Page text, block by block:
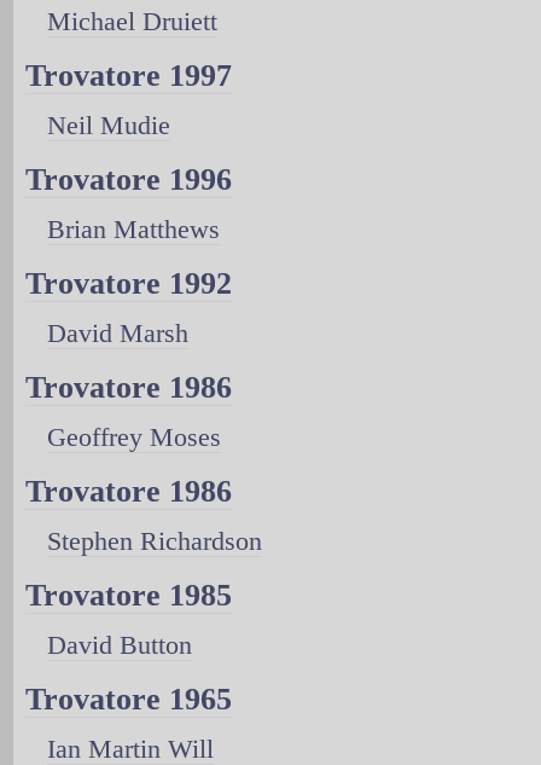
Michael Druiett
Trovatore 1997
Neil Mudie
Trovatore 1996
Brian Matthews
Trovatore 1992
David Marsh
Trovatore 1986
Geoffrey Moses
Trovatore 1986
Stephen Richardson
Trovatore 1985
David Button
Trovatore 1965
Ian Martin Will